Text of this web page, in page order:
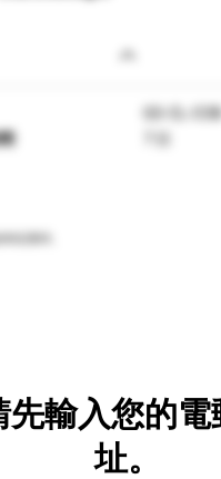
GS-CL-COB
先輸入您的電
址。